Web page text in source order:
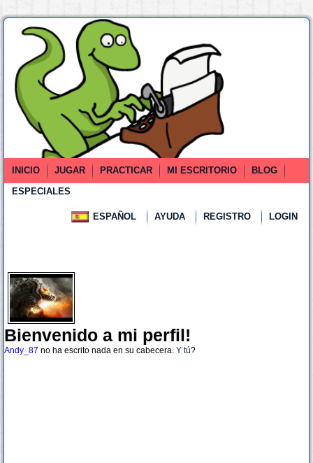
INICIO JUGAR PRACTICAR MI ESCRITORIO
BLOG
ESPECIALES
ESPAÑOL AYUDA REGISTRO LOGIN
Bienvenido a mi perfil!
Andy_87 no ha escrito nada en su cabecera. Y tú?